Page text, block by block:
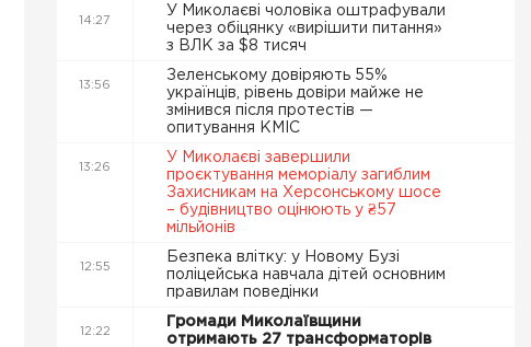
14:27
У Миколаєві чоловіка оштрафували
через обіцянку «вирішити питання»
з ВЛК за $8 тисяч
13:56
Зеленському довіряють 55%
українців, рівень довіри майже не
змінився після протестів —
опитування КМІС
13:26
У Миколаєві завершили
проєктування меморіалу загиблим
Захисникам на Херсонському шосе
– будівництво оцінюють у ₴57
мільйонів
12:55
Безпека влітку: у Новому Бузі
поліцейська навчала дітей основним
правилам поведінки
12:22
Громади Миколаївщини
отримають 27 трансформаторів